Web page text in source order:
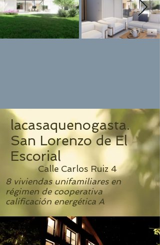
lacasaquenogasta.
San Lorenzo de El
Escorial
Calle Carlos Ruiz 4
8 viviendas unifamiliares en
régimen de cooperativa
calificación energética A